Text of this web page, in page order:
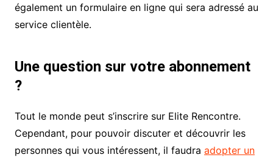
également un formulaire en ligne qui sera adressé au
service clientèle.
Une question sur votre abonnement
?
Tout le monde peut s’inscrire sur Elite Rencontre.
Cependant, pour pouvoir discuter et découvrir les
personnes qui vous intéressent, il faudra adopter un